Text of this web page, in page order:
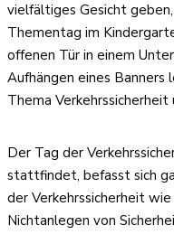
vielfältiges Gesicht
Thementag im
offenen Tür in einem
Aufhängen eines Banners
Thema Verkehrssicherheit
Der Tag der
stattfindet, befasst sich
der Verkehrssicherheit
Nichtanlegen von